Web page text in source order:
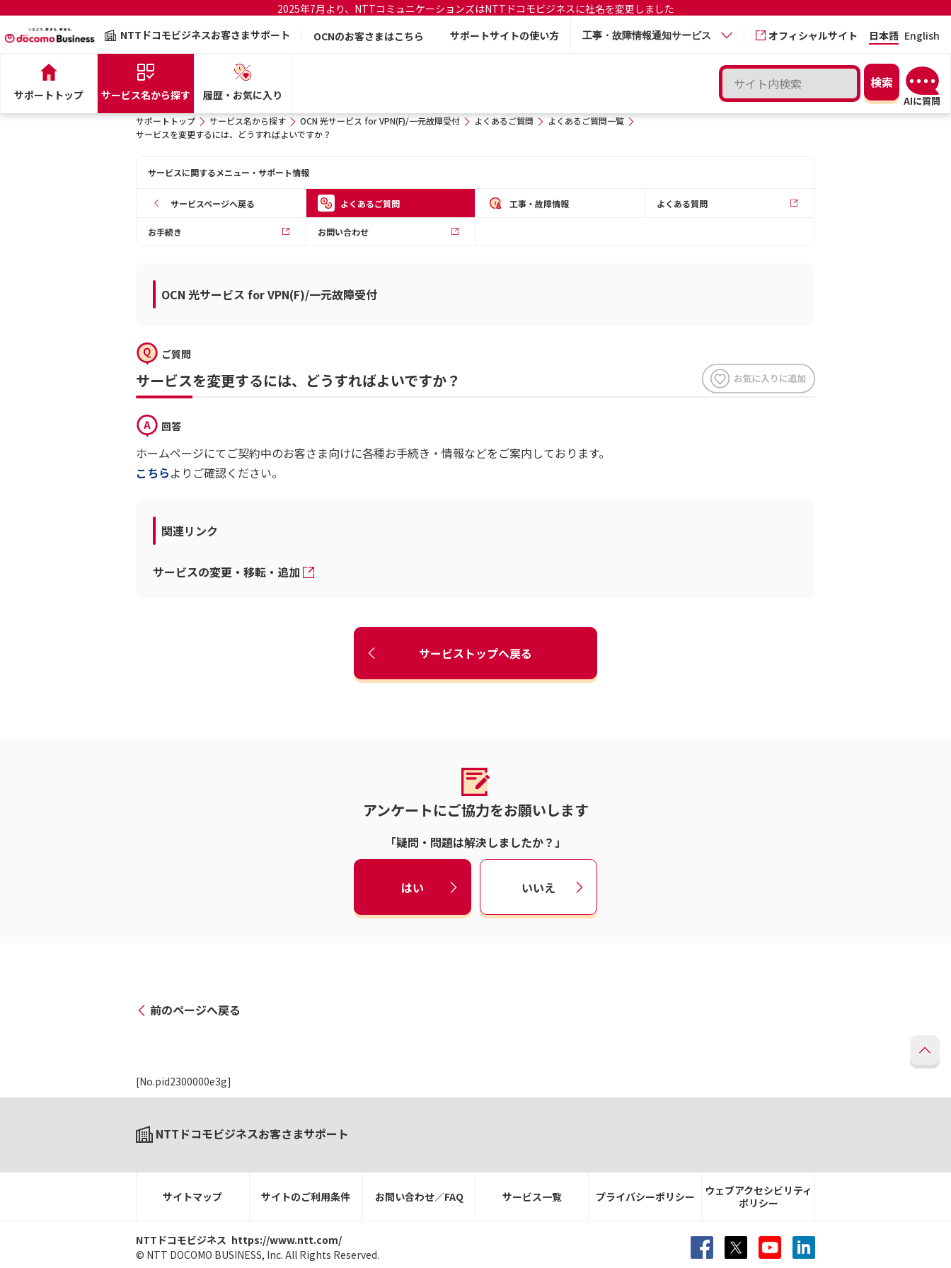
2025年7月より、NTTコミュニケーションズはNTTドコモビジネスに社名を変更しました
NTTドコモビジネスお客さまサポート
OCNのお客さまはこちら サポートサイトの使い方 工事・故障情報通知サービス オフィシャルサイト 日本語 English
サポートトップ サービス名から探す 履歴・お気に入り
サポートトップ サービス名から探す OCN 光サービス for VPN(F)/一元故障受付 よくあるご質問
よくあるご質問一覧
サービスを変更するには、どうすればよいですか？
サービスに関するメニュー・サポート情報
サービスページへ戻る よくあるご質問 工事・故障情報 よくある質問
お手続き お問い合わせ
OCN 光サービス for VPN(F)/一元故障受付
ご質問
サービスを変更するには、どうすればよいですか？
回答
ホームページにてご契約中のお客さま向けに各種お手続き・情報などをご案内しております。
こちらよりご確認ください。
関連リンク
サービスの変更・移転・追加
サービストップへ戻る
アンケートにご協力をお願いします
「疑問・問題は解決しましたか？」
はい いいえ
前のページへ戻る
[No.pid2300000e3g]
NTTドコモビジネスお客さまサポート
サイトマップ サイトのご利用条件 お問い合わせ／FAQ サービス一覧 プライバシーポリシー
ウェブアクセシビリティ
ポリシー
NTTドコモビジネス https://www.ntt.com/
© NTT DOCOMO BUSINESS, Inc. All Rights Reserved.